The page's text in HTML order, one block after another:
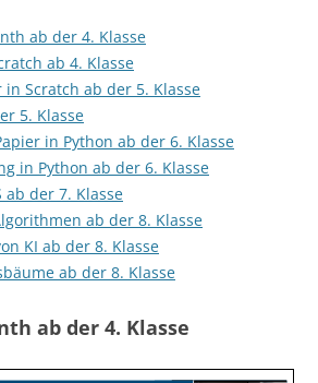
ab der 4. Klasse
ab 4. Klasse
Scratch ab der 5. Klasse
5. Klasse
in Python ab der 6. Klasse
in Python ab der 6. Klasse
ab der 7. Klasse
ab der 8. Klasse
KI ab der 8. Klasse
ab der 8. Klasse
ab der 4. Klasse